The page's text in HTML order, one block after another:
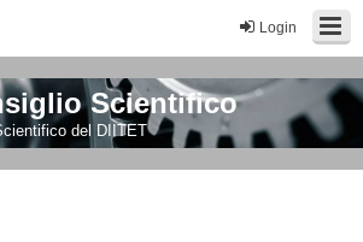
Login
Scientifico
del DIITET